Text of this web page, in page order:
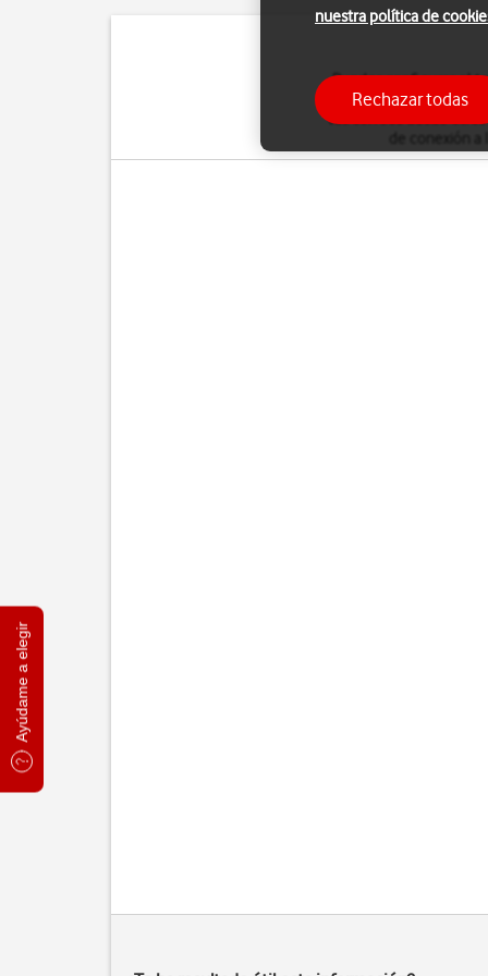
Ayúdame a elegir
Puedes configurar el
cuenta POP3 se
tus correos desde
nuestra política de
Rechazar todas